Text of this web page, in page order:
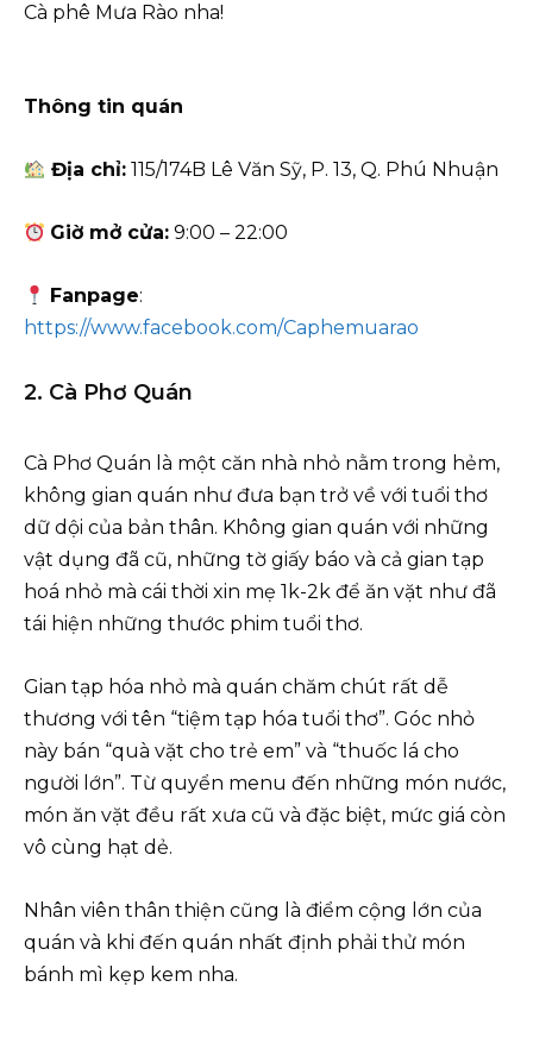
Cà phê Mưa Rào nha!
Thông tin quán
Địa chỉ: 115/174B Lê Văn Sỹ, P. 13, Q. Phú Nhuận
Giờ mở cửa: 9:00 – 22:00
Fanpage:
https://www.facebook.com/Caphemuarao
2. Cà Phơ Quán
Cà Phơ Quán là một căn nhà nhỏ nằm trong hẻm,
không gian quán như đưa bạn trở về với tuổi thơ
dữ dội của bản thân. Không gian quán với những
vật dụng đã cũ, những tờ giấy báo và cả gian tạp
hoá nhỏ mà cái thời xin mẹ 1k-2k để ăn vặt như đã
tái hiện những thước phim tuổi thơ.
Gian tạp hóa nhỏ mà quán chăm chút rất dễ
thương với tên “tiệm tạp hóa tuổi thơ”. Góc nhỏ
này bán “quà vặt cho trẻ em” và “thuốc lá cho
người lớn”. Từ quyển menu đến những món nước,
món ăn vặt đều rất xưa cũ và đặc biệt, mức giá còn
vô cùng hạt dẻ.
Nhân viên thân thiện cũng là điểm cộng lớn của
quán và khi đến quán nhất định phải thử món
bánh mì kẹp kem nha.